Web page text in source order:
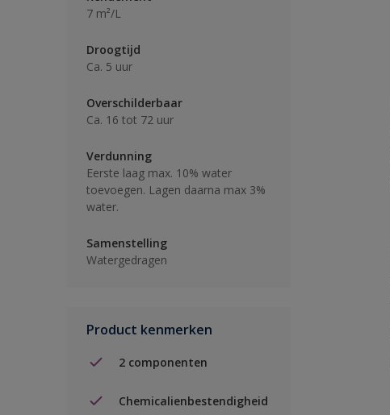
7 m²/L
Droogtijd
Ca. 5 uur
Overschilderbaar
Ca. 16 tot 72 uur
Verdunning
Eerste laag max. 10% water
toevoegen. Lagen daarna max 3%
water.
Samenstelling
Watergedragen
Product kenmerken
2 componenten
Chemicalienbestendigheid